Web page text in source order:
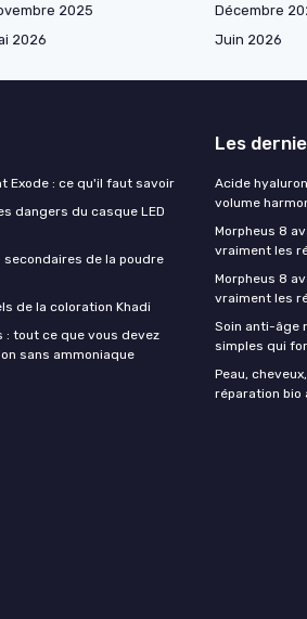
2025 Décembre
2026 Juin 2026
Exode : ce qu'il faut savoir
dangers du casque LED
de la poudre
de la coloration Khadi
: tout ce que vous devez
sans ammoniaque
Les
Acide
volume
Morpheus 8
vraiment les
Morpheus 8
vraiment les
Soin anti-âge
simples qui
Peau,
réparation bio